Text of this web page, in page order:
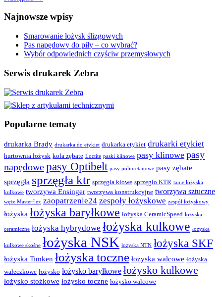
Najnowsze wpisy
Smarowanie łożysk ślizgowych
Pas napędowy do piły – co wybrać?
Wybór odpowiednich czyściw przemysłowych
Serwis drukarek Zebra
Popularne tematy
drukarka Brady drukarka do etykiet drukarka etykiet drukarki etykiet
hurtownia łożysk koła zębate Loctite paski klinowe pasy klinowe pasy
napędowepasy Optibelt pasy poliuretanowe pasy zębate
sprzęgła sprzęgła ktr sprzęgła kłowe sprzęgło KTR tanie łożyska
kulkowe tworzywa Ensinger tworzywa konstrukcyjne tworzywa sztuczne
węże Masterflex zaopatrzenie24 zespoły łożyskowe zespół łożyskowy
łożyska łożyska baryłkowe łożyska CeramicSpeed łożyska
ceramiczne łożyska hybrydowe łożyska kulkowe łożyska
kulkowe skośne łożyska NSK łożyska NTN łożyska SKF
łożyska Timken łożyska toczne łożyska walcowe łożyska
wałeczkowe łożysko łożysko baryłkowe łożysko kulkowe
łożysko stożkowe łożysko toczne łożysko walcowe